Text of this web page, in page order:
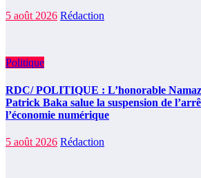
5 août 2026 Rédaction
Politique
RDC/ POLITIQUE : L’honorable
Patrick Baka salue la suspension de
l’économie numérique
5 août 2026 Rédaction